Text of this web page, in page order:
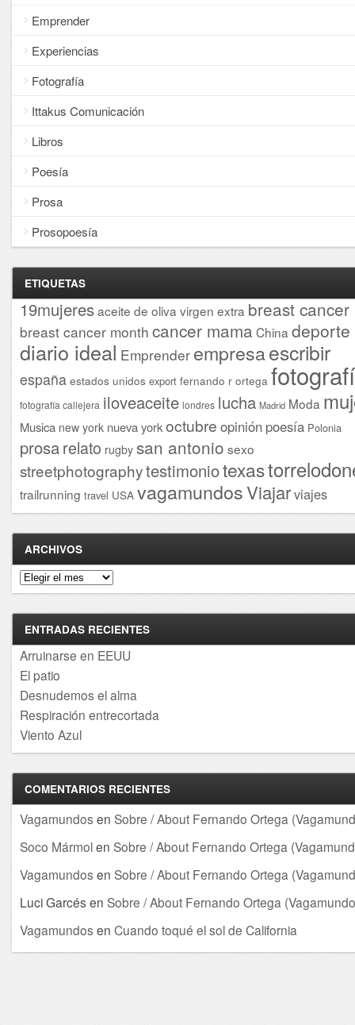
Emprender
Experiencias
Fotografía
Ittakus Comunicación
Libros
Poesía
Prosa
Prosopoesía
ETIQUETAS
19mujeresaceite de oliva virgen extra breast cancer
breast cancer month cancer mama China deporte
diario ideal Emprender empresaescribir
españa estados unidos export fernando r ortega
fotografía callejera iloveaceite londres lucha Madrid Moda
Musica new york nueva yorkoctubre opinión poesía Polonia
prosarelato rugby san antonio sexo
streetphotographytestimoniotexas
trailrunning travel USA vagamundosViajarviajes
ARCHIVOS
Archivos
ENTRADAS RECIENTES
Arruinarse en EEUU
El patio
Desnudemos el alma
Respiración entrecortada
Viento Azul
COMENTARIOS RECIENTES
Vagamundos en Sobre / About Fernando Ortega
Soco Mármolen Sobre / About Fernando Ortega
Vagamundos en Sobre / About Fernando Ortega
Luci Garcés en Sobre / About Fernando Ortega
Vagamundos en Cuando toqué el sol de California